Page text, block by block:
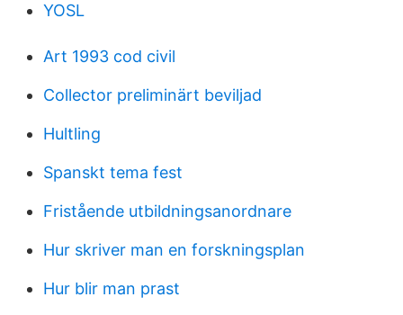
YOSL
Art 1993 cod civil
Collector preliminärt beviljad
Hultling
Spanskt tema fest
Fristående utbildningsanordnare
Hur skriver man en forskningsplan
Hur blir man prast